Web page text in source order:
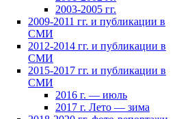
2003-2005 гг.
2009-2011 гг. и публикации в
СМИ
2012-2014 гг. и публикации в
СМИ
2015-2017 гг. и публикации в
СМИ
2016 г. — июль
2017 г. Лето — зима